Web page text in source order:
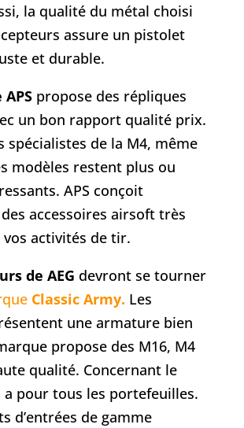
la qualité du métal choisi
assure un pistolet
et durable.
propose des répliques
un bon rapport qualité prix.
spécialistes de la M4, même
modèles restent plus ou
APS conçoit
accessoires airsoft très
activités de tir.
de AEG devront se tourner
Classic Army. Les
une armature bien
propose des M16, M4
qualité. Concernant le
a pour tous les portefeuilles.
d’entrées de gamme